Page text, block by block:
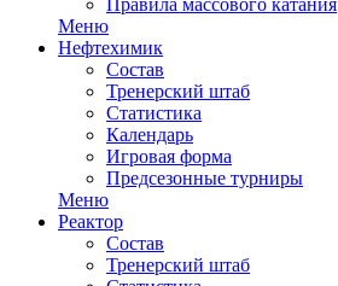
Правила массового катания
Меню
Нефтехимик
Состав
Тренерский штаб
Статистика
Календарь
Игровая форма
Предсезонные турниры
Меню
Реактор
Состав
Тренерский штаб